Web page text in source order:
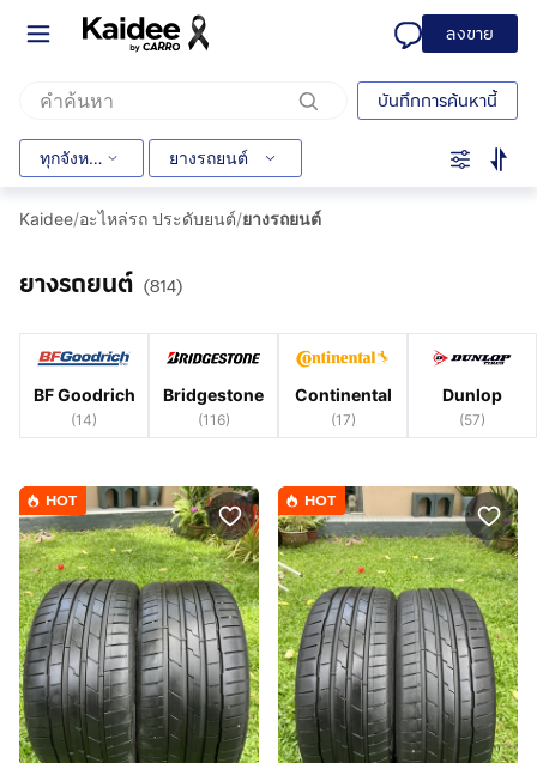
ลงขาย
บันทึกการค้นหานี้
ทุกจังหวัด ยางรถยนต์
Kaidee/อะไหล่รถ ประดับยนต์/ยางรถยนต์
ยางรถยนต์ (814)
BF Goodrich
(14)
Bridgestone
(116)
Continental
(17)
Dunlop
(57)
HOT HOT